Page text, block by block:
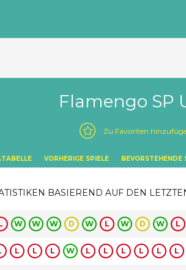
Flamengo SP
Zu Favoriten
VORHERIGE SPIELE BEVORSTEHENDE
BASIEREND AUF DEN
W W W D W L W D W L
L L L W L L L L L L